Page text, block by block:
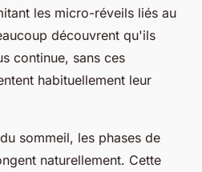
les micro-réveils liés au
découvrent qu'ils
continue, sans ces
habituellement leur
sommeil, les phases de
naturellement. Cette